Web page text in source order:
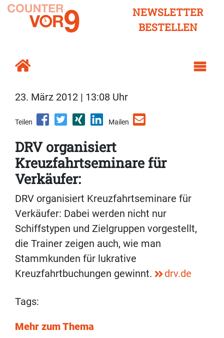
NEWSLETTER
BESTELLEN
23. März 2012 | 13:08 Uhr
Teilen Mailen
DRV organisiert
Kreuzfahrtseminare für
Verkäufer:
DRV organisiert Kreuzfahrtseminare für
Verkäufer: Dabei werden nicht nur
Schiffstypen und Zielgruppen vorgestellt,
die Trainer zeigen auch, wie man
Stammkunden für lukrative
Kreuzfahrtbuchungen gewinnt.
drv.de
Tags:
Mehr zum Thema